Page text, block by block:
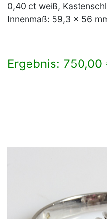
0,40 ct weiß,
Innenmaß: 59,3 x 56
Ergebnis: 750,00